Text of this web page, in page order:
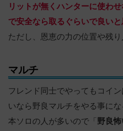
リットが無くハンターに使わ
で安全なら取るぐらいで良いと
ただし、恩恵の力の位置や残り
マルチ
フレンド同士でやってもコイ
いなら野良マルチをやる事に
本ソロの人が多いので「 野良